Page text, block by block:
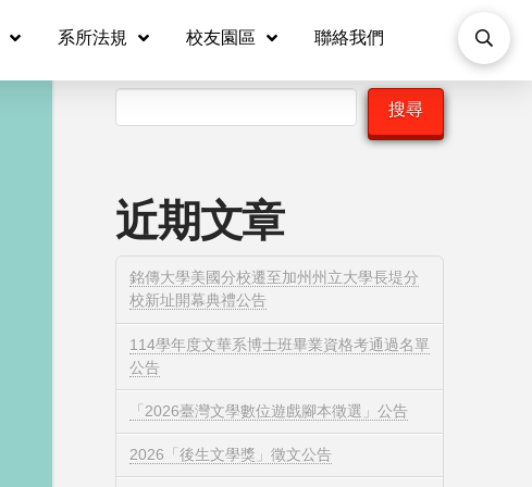
系所法規 校友園區 聯絡我們
搜尋
近期文章
銘傳大學美國分校遷至加州州立大學長堤分
校新址開幕典禮公告
114學年度文華系博士班畢業資格考通過名單
公告
「2026臺灣文學數位遊戲腳本徵選」公告
2026「後生文學獎」徵文公告